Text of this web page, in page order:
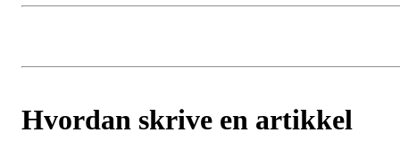
Hvordan skrive en artikkel